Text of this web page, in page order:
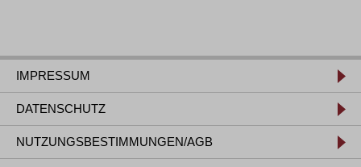
IMPRESSUM
DATENSCHUTZ
NUTZUNGSBESTIMMUNGEN/AGB